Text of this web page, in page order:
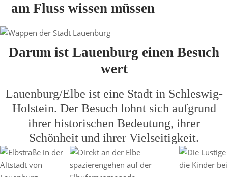
am Fluss wissen müssen
Darum ist Lauenburg einen Besuch
wert
Lauenburg/Elbe ist eine Stadt in Schleswig-
Holstein. Der Besuch lohnt sich aufgrund
ihrer historischen Bedeutung, ihrer
Schönheit und ihrer Vielseitigkeit.